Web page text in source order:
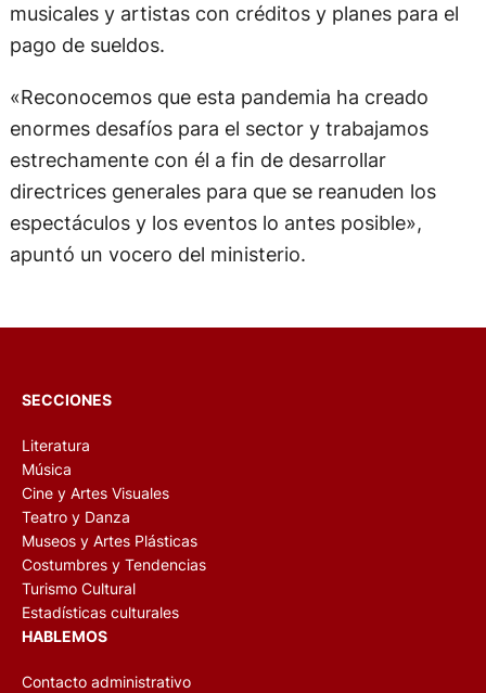
musicales y artistas con créditos y planes para el
pago de sueldos.
«Reconocemos que esta pandemia ha creado
enormes desafíos para el sector y trabajamos
estrechamente con él a fin de desarrollar
directrices generales para que se reanuden los
espectáculos y los eventos lo antes posible»,
apuntó un vocero del ministerio.
SECCIONES
Literatura
Música
Cine y Artes Visuales
Teatro y Danza
Museos y Artes Plásticas
Costumbres y Tendencias
Turismo Cultural
Estadísticas culturales
HABLEMOS
Contacto administrativo